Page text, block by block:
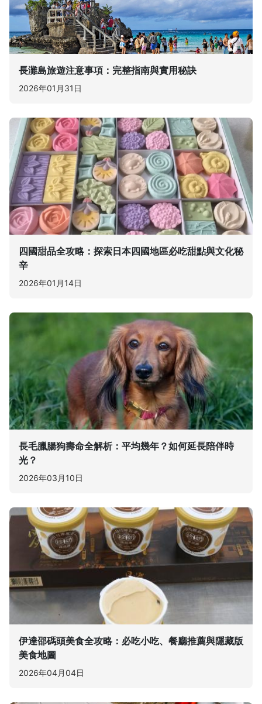
長灘島旅遊注意事項：完整指南與實用秘訣
2026年01月31日
四國甜品全攻略：探索日本四國地區必吃甜點與文化秘
辛
2026年01月14日
長毛臘腸狗壽命全解析：平均幾年？如何延長陪伴時
光？
2026年03月10日
伊達邵碼頭美食全攻略：必吃小吃、餐廳推薦與隱藏版
美食地圖
2026年04月04日